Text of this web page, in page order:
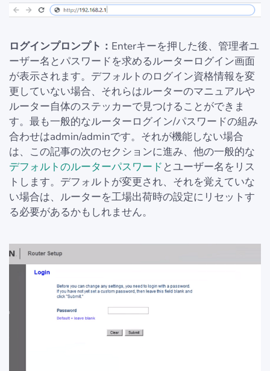
ログインプロンプト： Enterキーを押した後、管理者ユ
ーザー名とパスワードを求めるルーターログイン画面
が表示されます。デフォルトのログイン資格情報を変
更していない場合、それらはルーターのマニュアルや
ルーター自体のステッカーで見つけることができま
す。最も一般的なルーターログイン/パスワードの組み
合わせはadmin/adminです。それが機能しない場合
は、この記事の次のセクションに進み、他の一般的な
デフォルトのルーターパスワード とユーザー名をリス
トします。デフォルトが変更され、それを覚えていな
い場合は、ルーターを工場出荷時の設定にリセットす
る必要があるかもしれません。